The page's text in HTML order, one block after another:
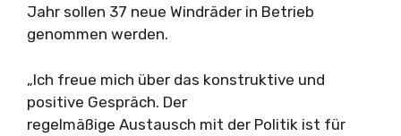
Jahr sollen 37 neue Windräder in Betrieb
genommen werden.
„Ich freue mich über das konstruktive und
positive Gespräch. Der
regelmäßige Austausch mit der Politik ist für